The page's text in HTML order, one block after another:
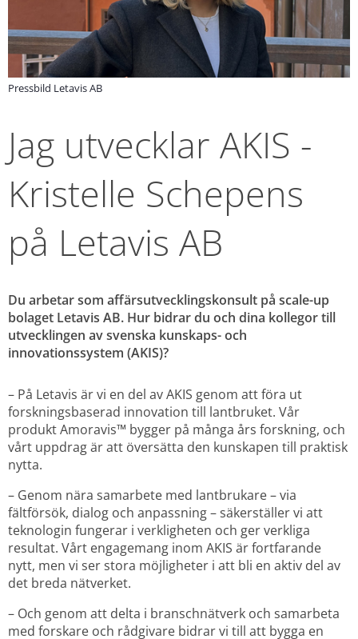
Pressbild Letavis AB
Jag utvecklar AKIS -
Kristelle Schepens
på Letavis AB
Du arbetar som affärsutvecklingskonsult på scale-up
bolaget Letavis AB. Hur bidrar du och dina kollegor till
utvecklingen av svenska kunskaps- och
innovationssystem (AKIS)?
– På Letavis är vi en del av AKIS genom att föra ut
forskningsbaserad innovation till lantbruket. Vår
produkt Amoravis™ bygger på många års forskning, och
vårt uppdrag är att översätta den kunskapen till praktisk
nytta.
– Genom nära samarbete med lantbrukare – via
fältförsök, dialog och anpassning – säkerställer vi att
teknologin fungerar i verkligheten och ger verkliga
resultat. Vårt engagemang inom AKIS är fortfarande
nytt, men vi ser stora möjligheter i att bli en aktiv del av
det breda nätverket.
– Och genom att delta i branschnätverk och samarbeta
med forskare och rådgivare bidrar vi till att bygga en